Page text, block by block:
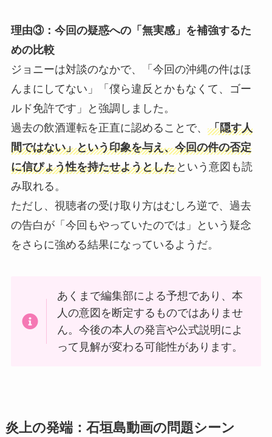
理由③：今回の疑惑への「無実感」を補強するた
めの比較
ジョニーは対談のなかで、「今回の沖縄の件はほ
んまにしてない」「僕ら違反とかもなくて、ゴー
ルド免許です」と強調しました。
過去の飲酒運転を正直に認めることで、 「隠す人
間ではない」という印象を与え、今回の件の否定
に信ぴょう性を持たせようとしたという意図も読
み取れる。
ただし、視聴者の受け取り方はむしろ逆で、過去
の告白が「今回もやっていたのでは」という疑念
をさらに強める結果になっているようだ。
あくまで編集部による予想であり、本
人の意図を断定するものではありませ
ん。今後の本人の発言や公式説明によ
って見解が変わる可能性があります。
炎上の発端：石垣島動画の問題シーン